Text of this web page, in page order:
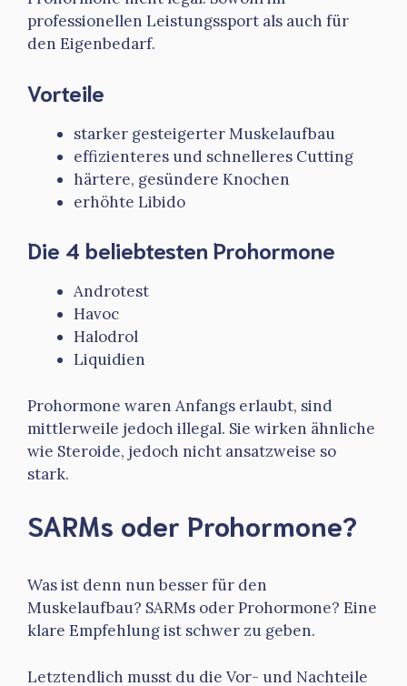
professionellen Leistungssport als auch für
den Eigenbedarf.
Vorteile
starker gesteigerter Muskelaufbau
effizienteres und schnelleres Cutting
härtere, gesündere Knochen
erhöhte Libido
Die 4 beliebtesten Prohormone
Androtest
Havoc
Halodrol
Liquidien
Prohormone waren Anfangs erlaubt, sind
mittlerweile jedoch illegal. Sie wirken ähnliche
wie Steroide, jedoch nicht ansatzweise so
stark.
SARMs oder Prohormone?
Was ist denn nun besser für den
Muskelaufbau? SARMs oder Prohormone? Eine
klare Empfehlung ist schwer zu geben.
Letztendlich musst du die Vor- und Nachteile